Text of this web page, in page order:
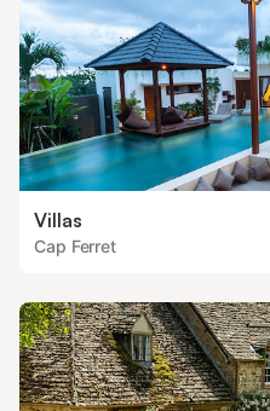
Villas
Cap Ferret